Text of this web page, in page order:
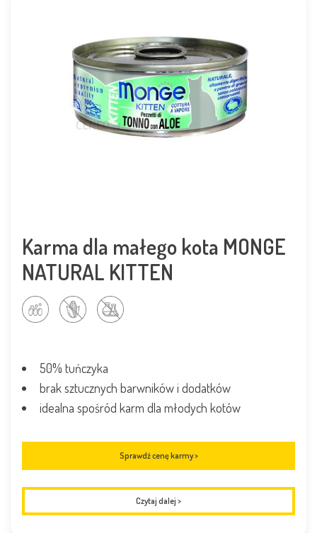
Karma dla małego kota MONGE
NATURAL KITTEN
50% tuńczyka
brak sztucznych barwników i dodatków
idealna spośród karm dla młodych kotów
Sprawdź cenę karmy >
Czytaj dalej >